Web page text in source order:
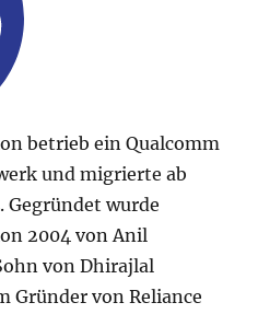
betrieb ein Qualcomm
und migrierte ab
Gegründet wurde
2004 von Anil
von Dhirajlal
Gründer von Reliance